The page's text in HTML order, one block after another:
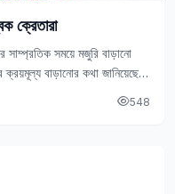
ক্রেতারা
সাম্প্রতিক সময়ে মজুরি বাড়ানো
ক্রয়মূল্য বাড়ানোর কথা জানিয়েছে
548